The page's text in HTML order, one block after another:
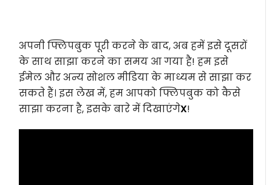
अपनी फ्लिपबुक पूरी करने के बाद, अब हमें इसे दूसरों
के साथ साझा करने का समय आ गया है! हम इसे
ईमेल और अन्य सोशल मीडिया के माध्यम से साझा कर
सकते हैं। इस लेख में, हम आपको फ्लिपबुक को कैसे
साझा करना है, इसके बारे में दिखाएंगेX!